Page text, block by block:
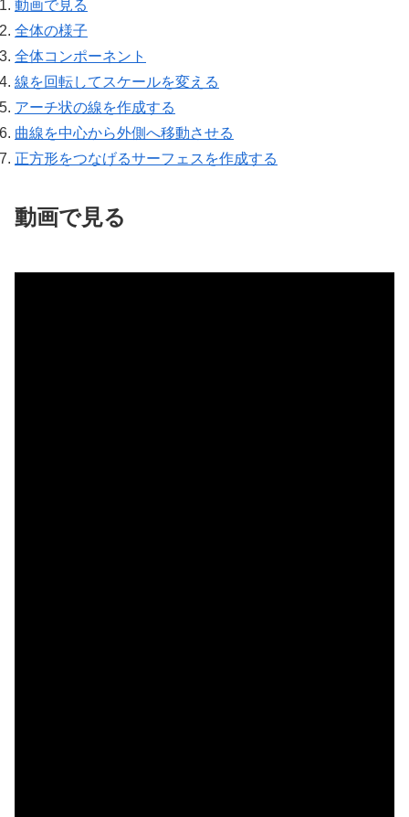
動画で見る
全体の様子
全体コンポーネント
線を回転してスケールを変える
アーチ状の線を作成する
曲線を中心から外側へ移動させる
正方形をつなげるサーフェスを作成する
動画で見る